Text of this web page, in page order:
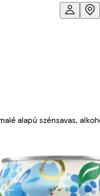
alapú szénsavas,